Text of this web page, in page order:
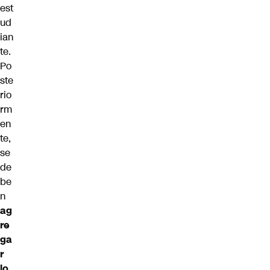
est
ud
ian
te.
Po
ste
rio
rm
en
te,
se
de
be
n
ag
re
ga
r